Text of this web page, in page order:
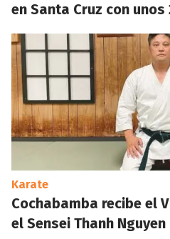
en Santa Cruz con
Karate
Cochabamba recibe el
el Sensei Thanh Nguyen